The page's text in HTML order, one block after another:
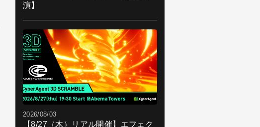
演】
2026/08/03
【8/27（木）リアル開催】エフェク